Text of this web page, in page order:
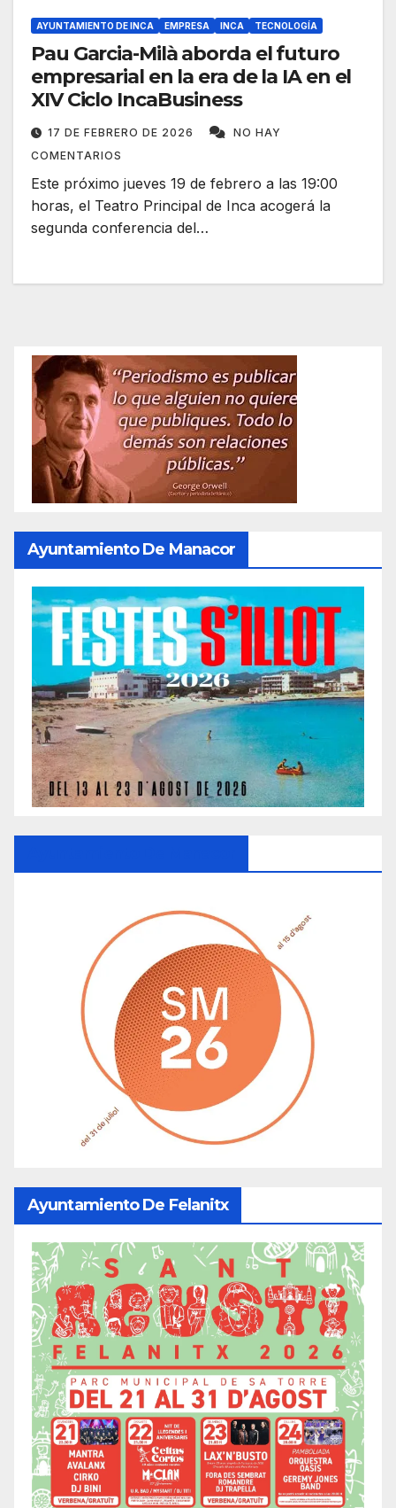
AYUNTAMIENTO DE INCA EMPRESA INCA TECNOLOGÍA
Pau Garcia-Milà aborda el futuro
empresarial en la era de la IA en el
XIV Ciclo IncaBusiness
17 DE FEBRERO DE 2026
NO HAY
COMENTARIOS
Este próximo jueves 19 de febrero a las 19:00
horas, el Teatro Principal de Inca acogerá la
segunda conferencia del…
Ayuntamiento De Manacor
Ayuntamiento De Felanitx